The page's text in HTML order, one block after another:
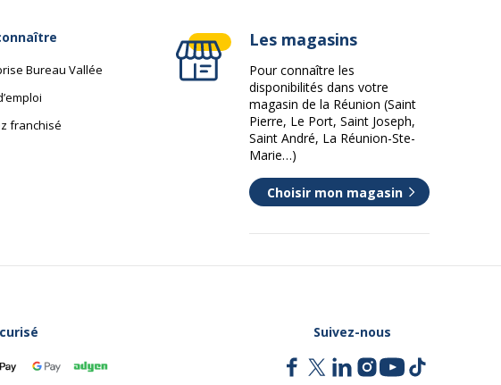
Bureau Vallée
franchisé
Les magasins
Pour connaître les
disponibilités dans votre
magasin de la Réunion (Saint
Pierre, Le Port, Saint Joseph,
Saint André, La Réunion-Ste-
Marie…)
Choisir mon magasin
Suivez-nous